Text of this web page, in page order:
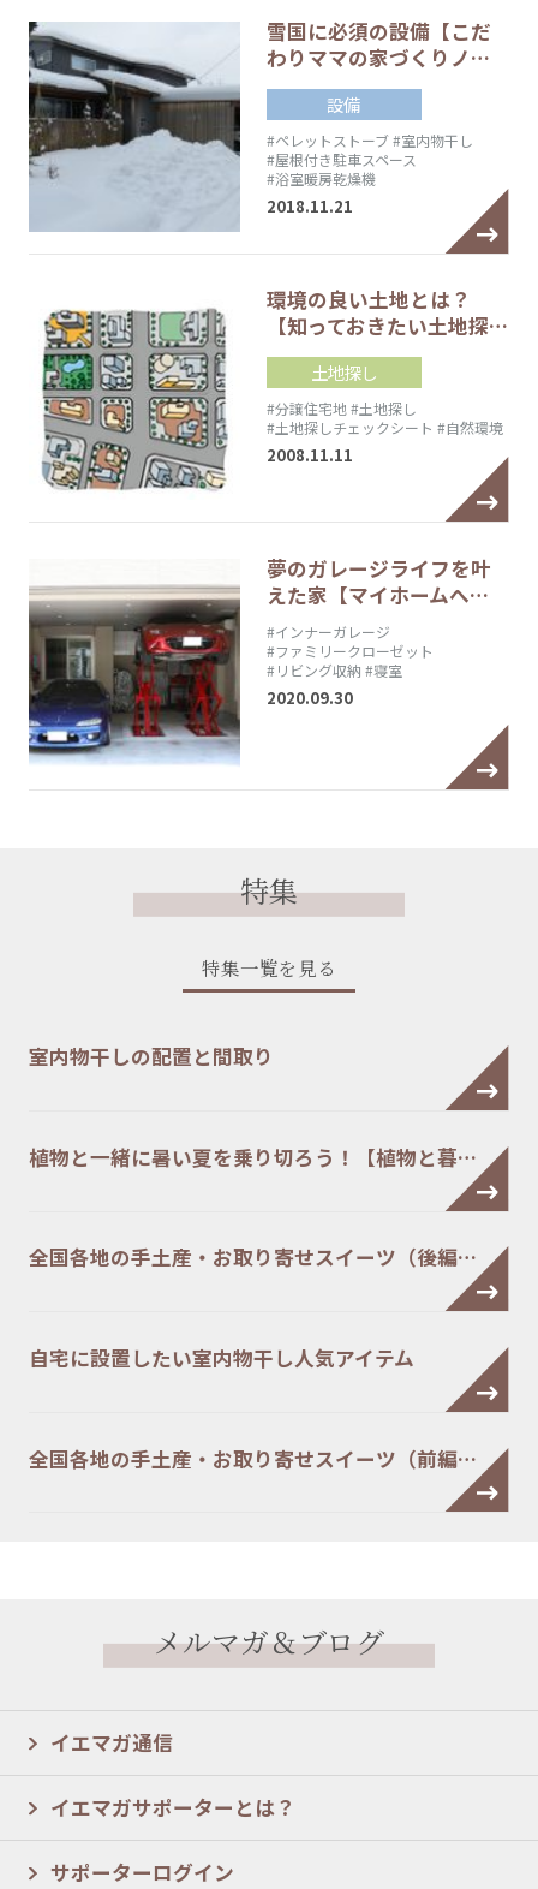
雪国に必須の設備【こだ
わりママの家づくりノ…
設備
#ペレットストーブ#室内物干し
#屋根付き駐車スペース
#浴室暖房乾燥機
2018.11.21
環境の良い土地とは？
【知っておきたい土地探…
土地探し
#分譲住宅地#土地探し
#土地探しチェックシート #自然環境
2008.11.11
夢のガレージライフを叶
えた家【マイホームへ…
#インナーガレージ
#ファミリークローゼット
#リビング収納 #寝室
2020.09.30
特集
特集一覧を見る
室内物干しの配置と間取り
植物と一緒に暑い夏を乗り切ろう！【植物と暮…
全国各地の手土産・お取り寄せスイーツ（後編…
自宅に設置したい室内物干し人気アイテム
全国各地の手土産・お取り寄せスイーツ（前編…
メルマガ＆ブログ
イエマガ通信
イエマガサポーターとは？
サポーターログイン